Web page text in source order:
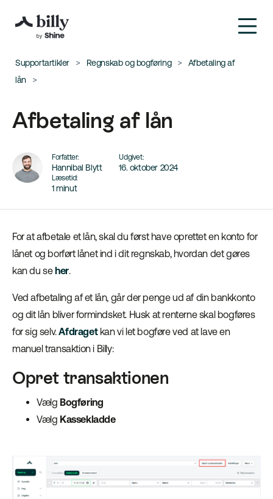
Supportartikler Regnskab og bogføring
Afbetaling af
lån
Afbetaling af lån
Forfatter:
Hannibal Blytt
Udgivet:
16. oktober 2024
Læsetid:
1 minut
For at afbetale et lån, skal du først have oprettet en konto for
lånet og borført lånet ind i dit regnskab, hvordan det gøres
kan du seher.
Ved afbetaling af et lån, går der penge ud af din bankkonto
og dit lån bliver formindsket. Husk at renterne skal bogføres
for sig selv.Afdragetkan vi let bogføre ved at lave en
manuel transaktion i Billy:
Opret transaktionen
Vælg Bogføring
Vælg Kassekladde